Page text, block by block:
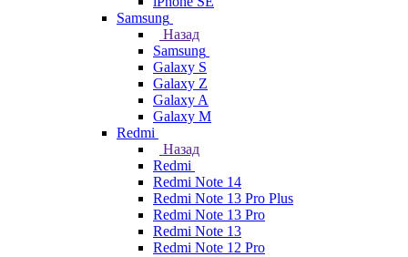
Samsung
Назад
Samsung
Galaxy S
Galaxy Z
Galaxy A
Galaxy M
Redmi
Назад
Redmi
Redmi Note 14
Redmi Note 13 Pro Plus
Redmi Note 13 Pro
Redmi Note 13
Redmi Note 12 Pro